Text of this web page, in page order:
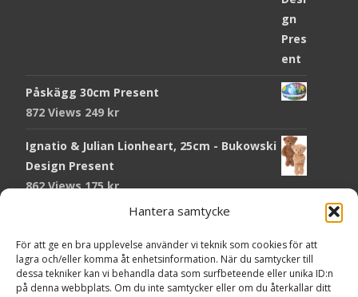
Hantera samtycke
För att ge en bra upplevelse använder vi teknik som cookies för att
lagra och/eller komma åt enhetsinformation. När du samtycker till
dessa tekniker kan vi behandla data som surfbeteende eller unika ID:n
på denna webbplats. Om du inte samtycker eller om du återkallar ditt
Påskägg 30cm Present
872 Views 249 kr
Ignatio & Julian Lionheart, 25cm - Bukowski
Design Present
862 Views175kr
Chokladmynt Påskmotiv Present
819 Views
Kort Påskhare, 8,5x11,5 cm Present
763 Views20kr
Powered by WordPress , Themei-craftby TemplatesNext.